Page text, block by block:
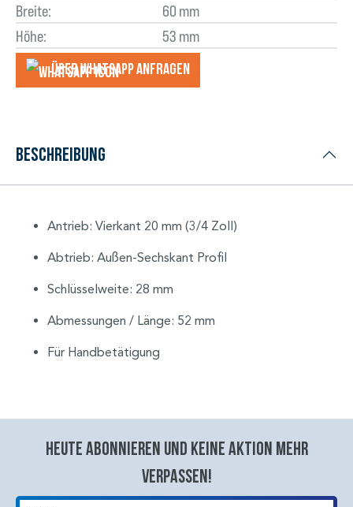
Breite:
60 mm
Höhe:
53 mm
Über WhatsApp anfragеn
Beschreibung
Antrieb: Vierkant 20 mm (3/4 Zoll)
Abtrieb: Außen-Sechskant Profil
Schlüsselweite: 28 mm
Abmessungen / Länge: 52 mm
Für Handbetätigung
Heute abonnieren und keine aktion mehr
verpassen!